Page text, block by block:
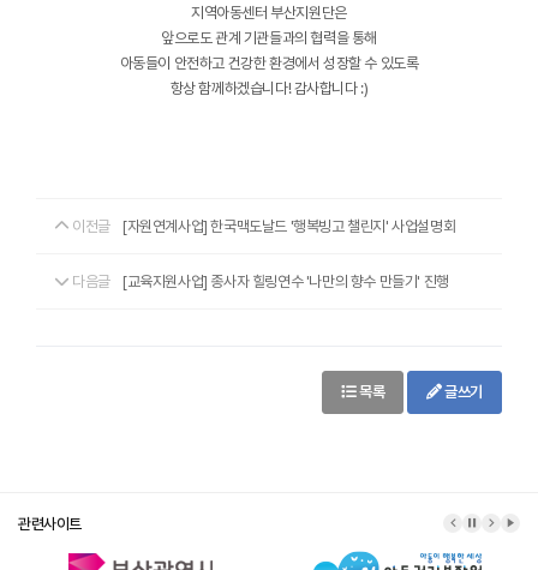
지역아동센터 부산지원단은
앞으로도 관계 기관들과의 협력을 통해
아동들이 안전하고 건강한 환경에서 성장할 수 있도록
항상 함께하겠습니다! 감사합니다 :)
이전글 [자원연계사업] 한국맥도날드 '행복빙고 챌린지' 사업설명회
다음글 [교육지원사업] 종사자 힐링연수 '나만의 향수 만들기' 진행
목록 글쓰기
관련사이트